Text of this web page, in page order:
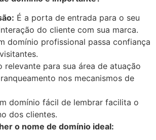
É a porta de entrada para o seu
do cliente com sua marca.
domínio profissional passa confiança
relevante para sua área de atuação
nos mecanismos de
domínio fácil de lembrar facilita o
dos clientes.
o nome de domínio ideal: